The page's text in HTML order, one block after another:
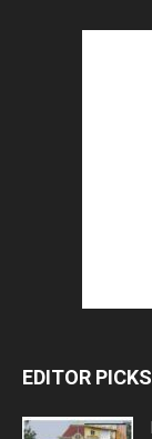
EDITOR PICKS